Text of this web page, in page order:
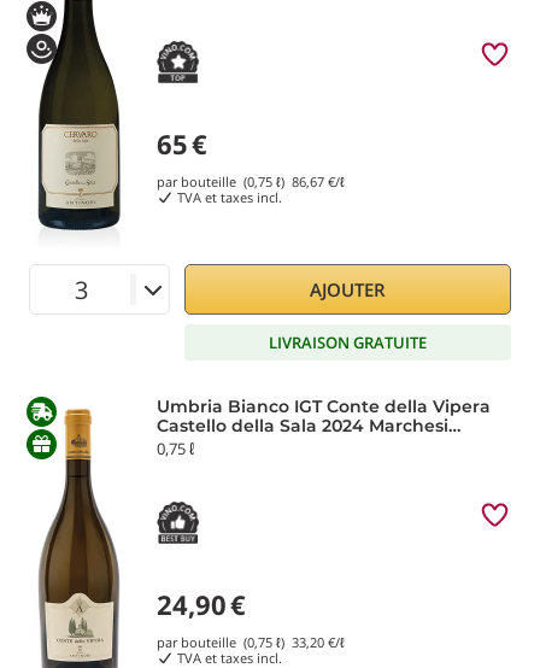
65€
par bouteille (0,75 ℓ) 86,67 €/ℓ
TVA et taxes incl.
AJOUTER
LIVRAISON GRATUITE
Umbria Bianco IGT Conte della Vipera
Castello della Sala 2024 Marchesi
Antinori
0,75 ℓ
24,90€
par bouteille (0,75 ℓ) 33,20 €/ℓ
TVA et taxes incl.